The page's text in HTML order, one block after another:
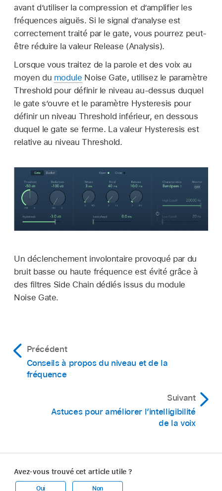
avant d’utiliser la compression et d’amplifier les
fréquences aiguës. Si le signal d’analyse est
correctement traité par le gate, vous pourrez peut-
être réduire la valeur Release (Analysis).
Lorsque vous traitez de la parole et des voix au
moyen du module Noise Gate, utilisez le paramètre
Threshold pour définir le niveau au-dessus duquel
le gate s’ouvre et le paramètre Hysteresis pour
définir un niveau Threshold inférieur, en dessous
duquel le gate se ferme. La valeur Hysteresis est
relative au niveau Threshold.
Un déclenchement involontaire provoqué par du
bruit basse ou haute fréquence est évité grâce à
des filtres Side Chain dédiés issus du module
Noise Gate.
Précédent
Conseils à propos du niveau et de la
fréquence
Suivant
Astuces pour améliorer l’intelligibilité
de la voix
Avez-vous trouvé cet article utile ?
Oui Non